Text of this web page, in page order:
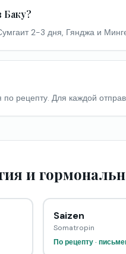
Баку?
2-3 дня, Гянджа и
рецепту. Для каждой
и
Saizen
Somatropin
По рецепту ·